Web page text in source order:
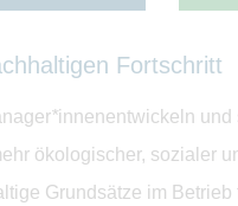
Fortschritt
*innenentwickeln und
ökologischer, sozialer
Grundsätze im